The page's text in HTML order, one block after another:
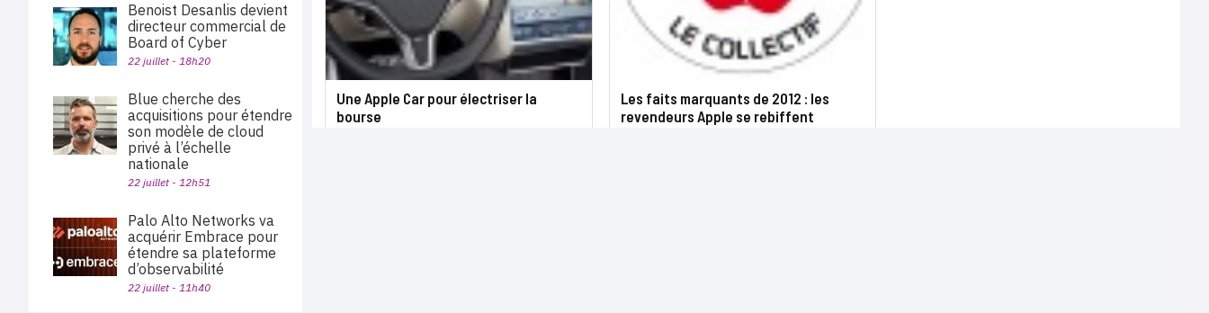
Une Apple Car pour électriser la
bourse
Les faits marquants de 2012 : les
revendeurs Apple se rebiffent
Benoist Desanlis devient
directeur commercial de
Board of Cyber
22 juillet - 18h20
Blue cherche des
acquisitions pour étendre
son modèle de cloud
privé à l’échelle
nationale
22 juillet - 12h51
Palo Alto Networks va
acquérir Embrace pour
étendre sa plateforme
d’observabilité
22 juillet - 11h40